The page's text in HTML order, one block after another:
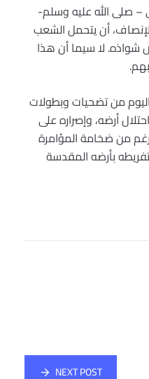
– صلى الله عليه وسلم-
أن يتحمل الشعب
شواذه. لا سيما أن هذا
من تضحيات وبطولات
أرضه، وإصراره على
من ضخامة المؤامرة
بأرضه المقدسة
NEXT POST